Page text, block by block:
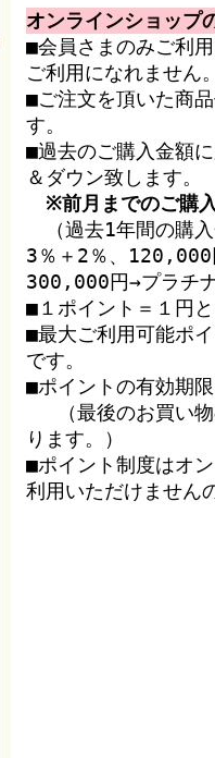
オンラインショップ
■会員さまのみご利
ご利用になれません
■ご注文を頂いた商
す。
■過去のご購入金額
＆ダウン致します。
※前月までのご購
（過去1年間の購
3％＋2％、120,000
300,000円→プラチ
■１ポイント＝１円
■最大ご利用可能ポ
です。
■ポイントの有効期
（最後のお買い物
ります。）
■ポイント制度はオ
利用いただけません